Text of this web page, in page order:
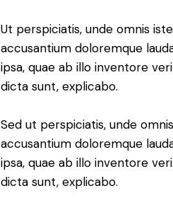
Ut perspiciatis, unde omnis
accusantium doloremque
ipsa, quae ab illo inventore
dicta sunt, explicabo.
Sed ut perspiciatis, unde
accusantium doloremque
ipsa, quae ab illo inventore
dicta sunt, explicabo.